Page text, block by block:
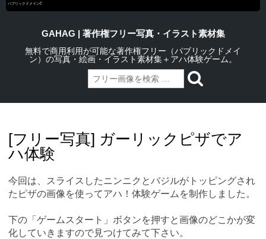
パブリックドメインC
GAHAG | 著作権フリー写真・イラスト素材集
無料で商用利用が可能な著作権フリー（パブリックドメイ
ン）の写真・絵画・イラスト素材集＋アハ体験ゲーム。
content[フリー写真] ガーリックピザでア
ハ体験
今回は、スライスしたニンニクとバジルがトッピングされ
たピザの画像を使ってアハ！体験ゲームを制作しました。
下の「ゲームスタート」ボタンを押すと画像のどこかが変
化していきますので見つけてみて下さい。